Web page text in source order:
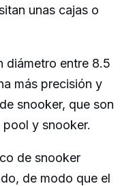
unas cajas o
diámetro entre 8.5
más precisión y
snooker, que son
pool y snooker.
de snooker
de modo que el